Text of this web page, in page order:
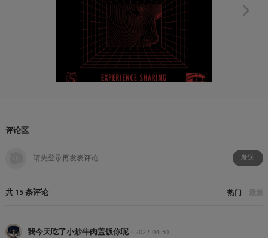
评论区
发送
共 15条评论 热门 最新
我今天吃了小炒牛肉盖饭你呢・ 2022-04-30